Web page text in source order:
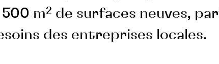
m² de surfaces neuves,
des entreprises locales.